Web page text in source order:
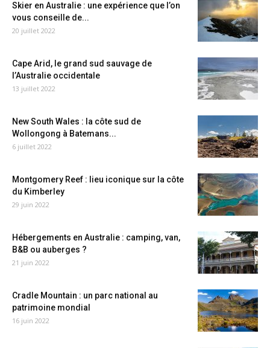
Skier en Australie : une expérience que l’on
vous conseille de...
20 juillet 2022
Cape Arid, le grand sud sauvage de
l’Australie occidentale
13 juillet 2022
New South Wales : la côte sud de
Wollongong à Batemans...
6 juillet 2022
Montgomery Reef : lieu iconique sur la côte
du Kimberley
29 juin 2022
Hébergements en Australie : camping, van,
B&B ou auberges ?
21 juin 2022
Cradle Mountain : un parc national au
patrimoine mondial
16 juin 2022